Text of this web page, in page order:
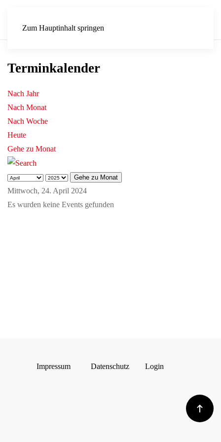
Zum Hauptinhalt springen
Terminkalender
Nach Jahr
Nach Monat
Nach Woche
Heute
Gehe zu Monat
Gehe zu Monat
Mittwoch, 24. April 2024
Es wurden keine Events gefunden
Impressum Datenschutz Login